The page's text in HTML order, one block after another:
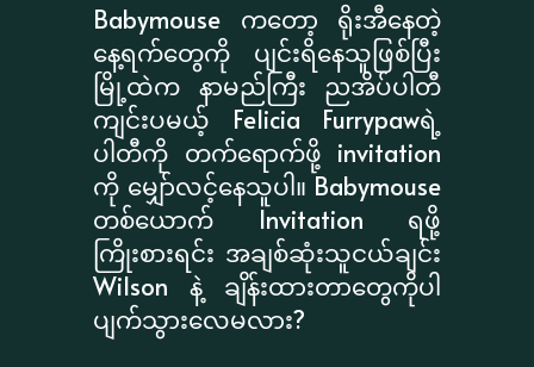
Babymouse ကတော့ ရိုးအီနေတဲ့
နေ့ရက်တွေကို ပျင်းရိနေသူဖြစ်ပြီး
မြို့ထဲက နာမည်ကြီး ညအိပ်ပါတီ
ကျင်းပမယ့် Felicia Furrypawရဲ့
ပါတီကို တက်ရောက်ဖို့ invitation
ကို မျှော်လင့်နေသူပါ။ Babymouse
တစ်ယောက် Invitation ရဖို့
ကြိုးစားရင်း အချစ်ဆုံးသူငယ်ချင်း
Wilson နဲ့ ချိန်းထားတာတွေကိုပါ
ပျက်သွားလေမလား?